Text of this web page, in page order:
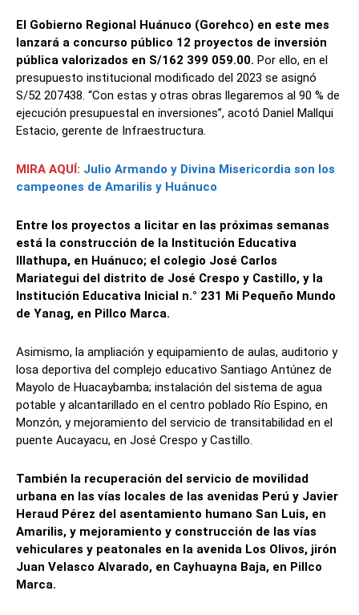
El Gobierno Regional Huánuco (Gorehco) en este mes
lanzará a concurso público 12 proyectos de inversión
pública valorizados en S/162 399 059.00. Por ello, en el
presupuesto institucional modificado del 2023 se asignó
S/52 207438. “Con estas y otras obras llegaremos al 90 % de
ejecución presupuestal en inversiones”, acotó Daniel Mallqui
Estacio, gerente de Infraestructura.
MIRA AQUÍ: Julio Armando y Divina Misericordia son los
campeones de Amarilis y Huánuco
Entre los proyectos a licitar en las próximas semanas
está la construcción de la Institución Educativa
Illathupa, en Huánuco; el colegio José Carlos
Mariategui del distrito de José Crespo y Castillo, y la
Institución Educativa Inicial n.° 231 Mi Pequeño Mundo
de Yanag, en Pillco Marca.
Asimismo, la ampliación y equipamiento de aulas, auditorio y
losa deportiva del complejo educativo Santiago Antúnez de
Mayolo de Huacaybamba; instalación del sistema de agua
potable y alcantarillado en el centro poblado Río Espino, en
Monzón, y mejoramiento del servicio de transitabilidad en el
puente Aucayacu, en José Crespo y Castillo.
También la recuperación del servicio de movilidad
urbana en las vías locales de las avenidas Perú y Javier
Heraud Pérez del asentamiento humano San Luis, en
Amarilis, y mejoramiento y construcción de las vías
vehiculares y peatonales en la avenida Los Olivos, jirón
Juan Velasco Alvarado, en Cayhuayna Baja, en Pillco
Marca.